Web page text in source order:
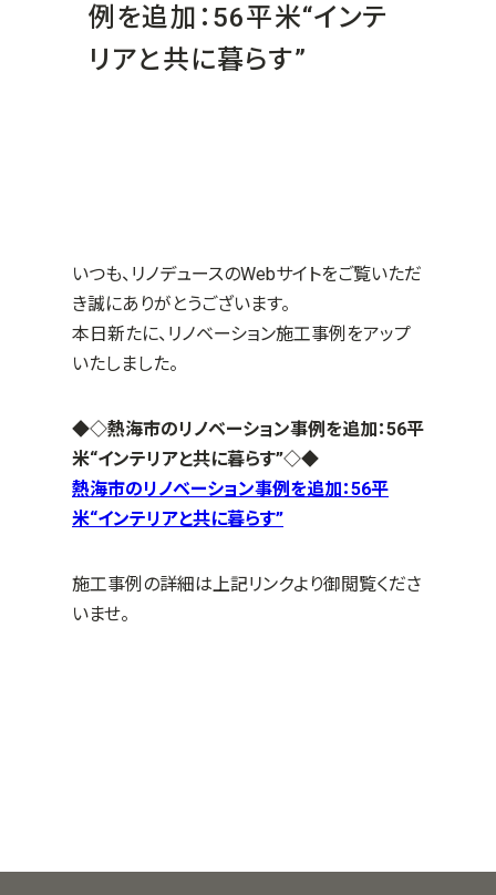
例を追加：56平米“インテ
リアと共に暮らす”
いつも、リノデュースのWebサイトをご覧いただ
き誠にありがとうございます。
本日新たに、リノベーション施工事例をアップ
いたしました。
◆◇熱海市のリノベーション事例を追加：56平
米“インテリアと共に暮らす”◇◆
熱海市のリノベーション事例を追加：56平
米“インテリアと共に暮らす”
施工事例の詳細は上記リンクより御閲覧くださ
いませ。